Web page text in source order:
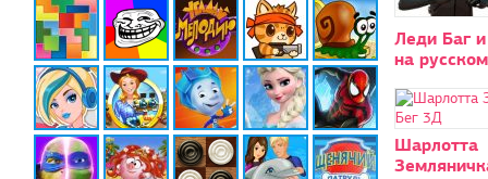
Леди Баг
на русском
Шарлотта